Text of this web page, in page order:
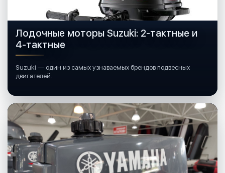
Лодочные моторы Suzuki: 2-тактные и
4-тактные
Suzuki — один из самых узнаваемых брендов подвесных
двигателей.